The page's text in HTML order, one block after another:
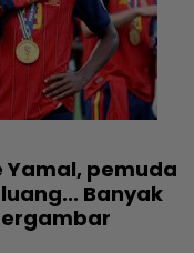
Yamal, pemuda
Banyak